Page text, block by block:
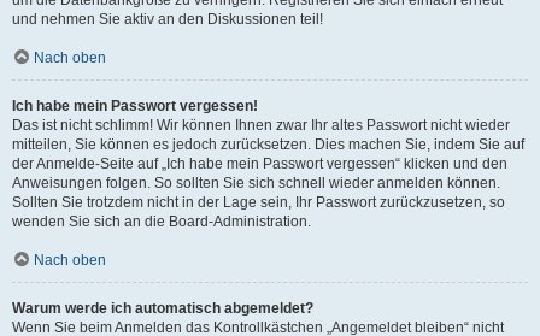
und nehmen Sie aktiv an den Diskussionen teil!
Nach oben
Ich habe mein Passwort vergessen!
Das ist nicht schlimm! Wir können Ihnen zwar Ihr altes Passwort nicht wieder
mitteilen, Sie können es jedoch zurücksetzen. Dies machen Sie, indem Sie auf
der Anmelde-Seite auf „Ich habe mein Passwort vergessen“ klicken und den
Anweisungen folgen. So sollten Sie sich schnell wieder anmelden können.
Sollten Sie trotzdem nicht in der Lage sein, Ihr Passwort zurückzusetzen, so
wenden Sie sich an die Board-Administration.
Nach oben
Warum werde ich automatisch abgemeldet?
Wenn Sie beim Anmelden das Kontrollkästchen „Angemeldet bleiben“ nicht